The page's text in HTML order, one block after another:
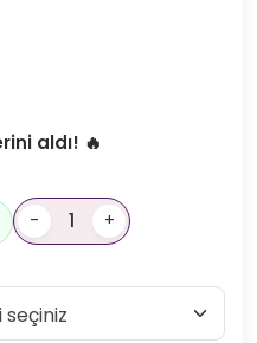
aldı! 🔥
- +